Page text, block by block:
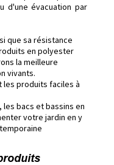
d'une évacuation par
que sa résistance
en polyester
la meilleure
vivants.
les produits faciles à
les bacs et bassins en
votre jardin en y